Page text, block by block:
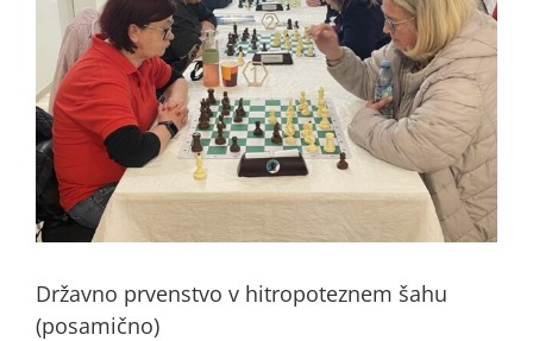
Državno prvenstvo v hitropoteznem šahu
(posamično)